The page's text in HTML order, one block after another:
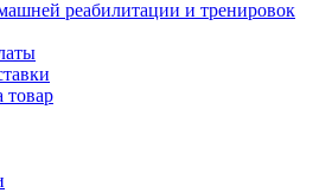
реабилитации и тренировок
товар